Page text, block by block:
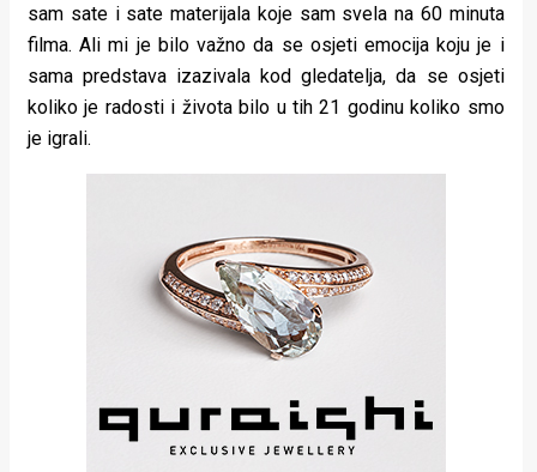
sam sate i sate materijala koje sam svela na 60 minuta
filma. Ali mi je bilo važno da se osjeti emocija koju je i
sama predstava izazivala kod gledatelja, da se osjeti
koliko je radosti i života bilo u tih 21 godinu koliko smo
je igrali.